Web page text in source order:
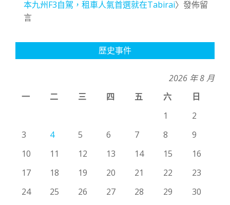
本九州F3自駕，租車人氣首選就在Tabirai〉發佈留
言
歷史事件
2026 年 8 月
一
二 三 四 五 六
日
1
2
3
4 5 6 7 8
9
10
11 12 13 14 15
16
17
18 19 20 21 22
23
24
25 26 27 28 29
30